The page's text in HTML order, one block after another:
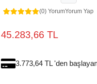
(0) YorumYorum Yap
45.283,66 TL
3.773,64 TL 'den